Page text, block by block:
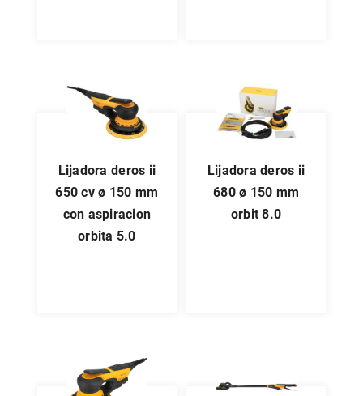
lijadora deros ii
650 cv ø 150 mm
con aspiracion
orbita 5.0
lijadora deros ii
680 ø 150 mm
orbit 8.0